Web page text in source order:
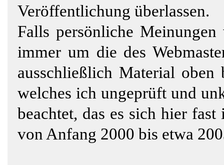
Veröffentlichung überlassen.
Falls persönliche
immer um die des
ausschließlich Material
welches ich ungeprüft und
beachtet, das es sich hier
von Anfang 2000 bis etwa